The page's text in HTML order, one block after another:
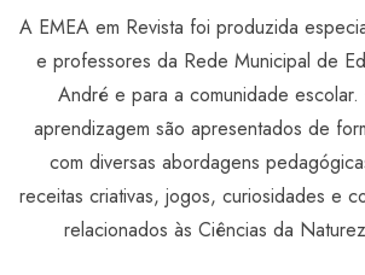
A EMEA em Revista foi produzida
e professores da Rede Municipal de
André e para a comunidade
aprendizagem são apresentados de
com diversas abordagens
receitas criativas, jogos, curiosidades e
relacionados às Ciências da